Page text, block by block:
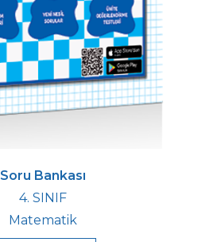
Soru Bankası
4. SINIF
Matematik